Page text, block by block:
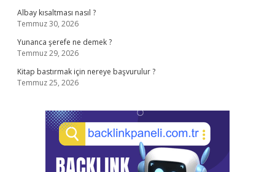
Albay kısaltması nasıl ?
Temmuz 30, 2026
Yunanca şerefe ne demek ?
Temmuz 29, 2026
Kitap bastırmak için nereye başvurulur ?
Temmuz 25, 2026